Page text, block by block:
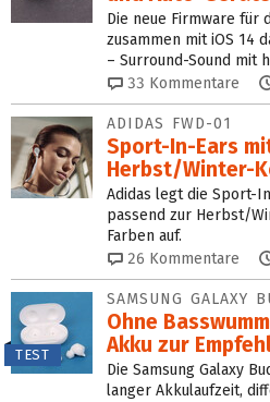
Die neue Firmware für
zusammen mit iOS 14
– Surround-Sound mit
33 Kommentare
ADIDAS FWD-01
Sport-In-Ears
Herbst/Winter-
Adidas legt die Sport-
passend zur Herbst/
Farben auf.
26 Kommentare
TEST
SAMSUNG GALAXY
Ohne
Akku zur
Die Samsung Galaxy
langer Akkulaufzeit,